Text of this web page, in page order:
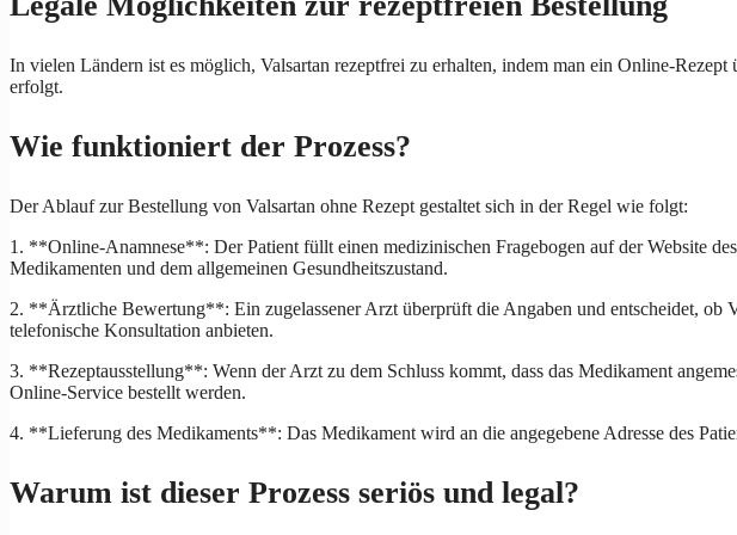
In vielen Ländern ist es möglich, Valsartan rezeptfrei zu erhalten, indem man ein Online-
erfolgt.
Wie funktioniert der Prozess?
Der Ablauf zur Bestellung von Valsartan ohne Rezept gestaltet sich in der Regel wie folgt:
1. **Online-Anamnese**: Der Patient füllt einen medizinischen Fragebogen auf der Website
Medikamenten und dem allgemeinen Gesundheitszustand.
2. **Ärztliche Bewertung**: Ein zugelassener Arzt überprüft die Angaben und entscheidet, ob
telefonische Konsultation anbieten.
3. **Rezeptausstellung**: Wenn der Arzt zu dem Schluss kommt, dass das Medikament
Online-Service bestellt werden.
4. **Lieferung des Medikaments**: Das Medikament wird an die angegebene Adresse des
Warum ist dieser Prozess seriös und legal?